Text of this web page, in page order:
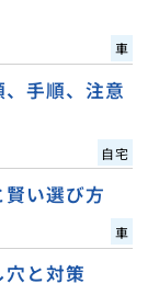
車
手順、注意
自宅
い選び方
車
と対策